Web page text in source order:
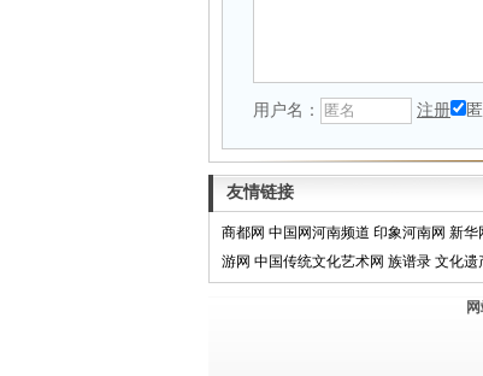
用户名： 注册
友情链接
商都网 中国网河南频道 印象河南网 新华
游网 中国传统文化艺术网 族谱录 文化遗